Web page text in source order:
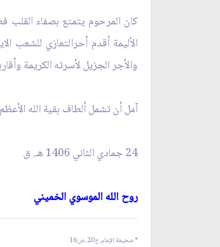
كان المرحوم يتمتع بصفاء القلب
الأليمة أقدم أحرالتعازي للشعب
والأجر الجزيل لأسرته الكريمة
آمل أن تشمل ألطاف بقية الله
24 جمادي الثاني 1406 ه ـ. ق‏
روح الله الموسوي الخميني‏
* صحيفة الإمام، ج20، ص: 16